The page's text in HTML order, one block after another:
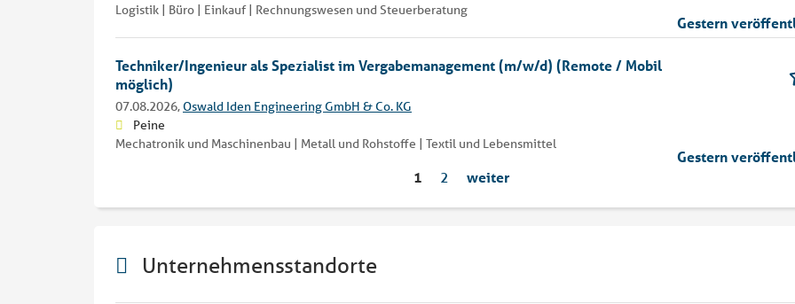
Logistik | Büro | Einkauf | Rechnungswesen und Steuerberatung
Gestern
Techniker/Ingenieur als Spezialist im Vergabemanagement (m/w/d) (Remote / Mobil
möglich)
07.08.2026, Oswald Iden Engineering GmbH & Co. KG
Peine
Mechatronik und Maschinenbau | Metall und Rohstoffe | Textil und Lebensmittel
Gestern
1
2 weiter
Unternehmensstandorte